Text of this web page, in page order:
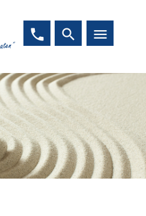
phone search menu